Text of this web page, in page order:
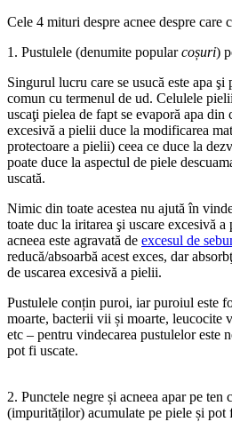
Cele 4 mituri despre acnee despre care
1. Pustulele (denumite popularcoșuri)
Singurul lucru care se usucă este apa
comun cu termenul de ud. Celulele
uscaţi pielea de fapt se evaporă apa
excesivă a pielii duce la modificarea
protectoare a pielii) ceea ce duce la
poate duce la aspectul de piele
uscată.
Nimic din toate acestea nu ajută în
toate duc la iritarea şi uscare excesivă a
acneea este agravată de excesul de
reducă/absoarbă acest exces, dar
de uscarea excesivă a pielii.
Pustulele conțin puroi, iar puroiul este
moarte, bacterii vii și moarte, leucocite
etc – pentru vindecarea pustulelor este
pot fi uscate.
2. Punctele negre și acneea apar pe ten
(impurităților) acumulate pe piele și pot